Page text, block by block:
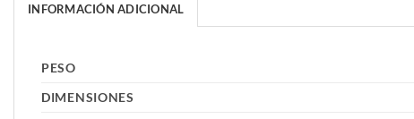
INFORMACIÓN ADICIONAL
PESO
DIMENSIONES